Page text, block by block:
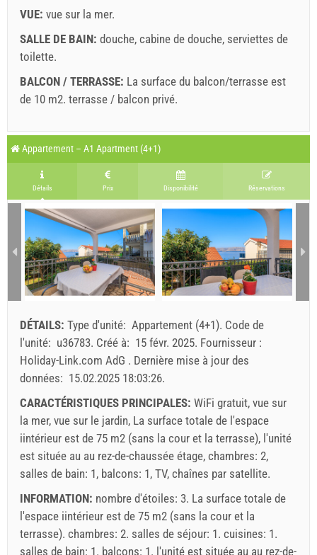
Envoyez une demande
VUE: vue sur la mer.
SALLE DE BAIN: douche, cabine de douche, serviettes de
toilette.
BALCON / TERRASSE: La surface du balcon/terrasse est
de 10 m2. terrasse / balcon privé.
A5 Apartment (2+2) : Prices 2026 EUR
Nombre de personnes
1 août 2026
16 août 2026
17 août 2026
11 sept. 2026
1 - 3
142.86 EUR 100.00 EUR
Nombre minimum de nuits
7
2
arrivée
Samedi Toute journée
personnes
Offres:
Holiday-Link paie : 3 oct. 2025 - 31 déc. 2026 / - 10 %
Obligatoire:Inscriptions des clients (01.07. - 31.08): 10
EUR (once - par_person), Inscriptions des clients (01.01 -
30.06. / 01.09. - 31.12.): 5 EUR (once - par_person)
Légende: les dates avec un fond
2026
L M M J V S D
2
3
4 5 6 7 8
9
10
11 12 13 14 15
16
17
18 19 20 21
23
31
Les champs marqués d'un astérisque (*) sont
obligatoires!
Appartement – A1 Apartment (4+1)
Détails Prix Disponibilité Réservations
DÉTAILS: Type d'unité: Appartement (4+1). Code de
l'unité: u36783. Créé à: 15 févr. 2025. Fournisseur :
Holiday-Link.com AdG . Dernière mise à jour des
données: 15.02.2025 18:03:26.
CARACTÉRISTIQUES PRINCIPALES: WiFi gratuit, vue sur
la mer, vue sur le jardin, La surface totale de l'espace
iintérieur est de 75 m2 (sans la cour et la terrasse), l'unité
est située au au rez-de-chaussée étage, chambres: 2,
salles de bain: 1, balcons: 1, TV, chaînes par satellite.
INFORMATION: nombre d'étoiles: 3. La surface totale de
l'espace iintérieur est de 75 m2 (sans la cour et la
terrasse). chambres: 2. salles de séjour: 1. cuisines: 1.
salles de bain: 1. balcons: 1. l'unité est située au au rez-de-